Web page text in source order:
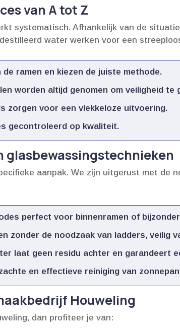
van A tot Z
systematisch.​ Afhankelijk van de
water werken voor een
de ramen en kiezen de juiste methode.​
worden altijd genomen om veiligheid te
zorgen voor een vlekkeloze uitvoering.​
gecontroleerd op kwaliteit.​
glasbewassingstechnieken
aanpak.​ We zijn uitgerust met de
perfect voor binnenramen of
zonder de noodzaak van ladders, veilig
laat geen residu achter en garandeert
en effectieve reiniging van
Houweling
dan profiteer je van: